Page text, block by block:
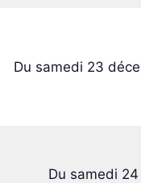
Du samedi 23
Du samedi